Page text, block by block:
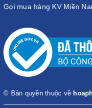
Gọi mua hàng KV Miền
© Bản quyền thuộc về